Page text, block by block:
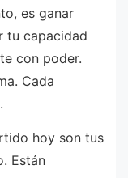
es ganar
tu capacidad
con poder.
Cada
hoy son tus
Están